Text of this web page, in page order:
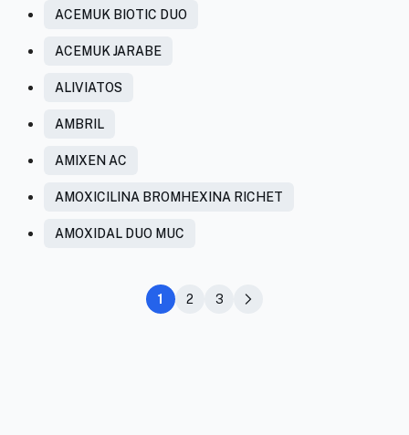
ACEMUK BIOTIC DUO
ACEMUK JARABE
ALIVIATOS
AMBRIL
AMIXEN AC
AMOXICILINA BROMHEXINA RICHET
AMOXIDAL DUO MUC
1 2 3